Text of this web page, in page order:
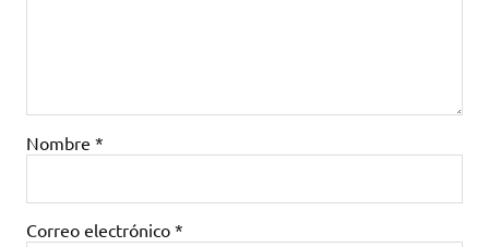
Nombre *
Correo electrónico *